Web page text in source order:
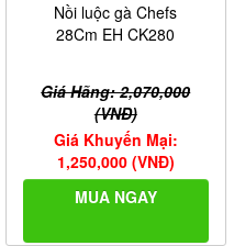
Nồi luộc gà Chefs
28Cm EH CK280
Giá Hãng: 2,070,000
(VNĐ)
Giá Khuyến Mại:
1,250,000 (VNĐ)
MUA NGAY